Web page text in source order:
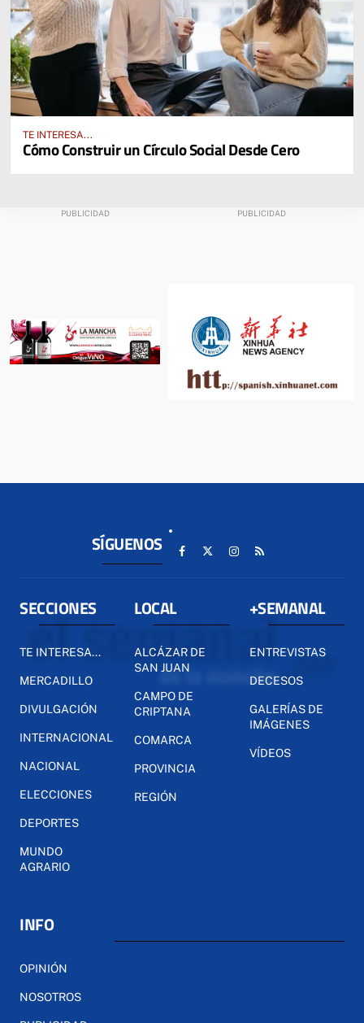
TE INTERESA...
Cómo Construir un Círculo Social Desde Cero
SÍGUENOS
SECCIONES
TE INTERESA...
MERCADILLO
DIVULGACIÓN
INTERNACIONAL
NACIONAL
ELECCIONES
DEPORTES
MUNDO
AGRARIO
LOCAL
ALCÁZAR DE
SAN JUAN
CAMPO DE
CRIPTANA
COMARCA
PROVINCIA
REGIÓN
+SEMANAL
ENTREVISTAS
DECESOS
GALERÍAS DE
IMÁGENES
VÍDEOS
INFO
OPINIÓN
NOSOTROS